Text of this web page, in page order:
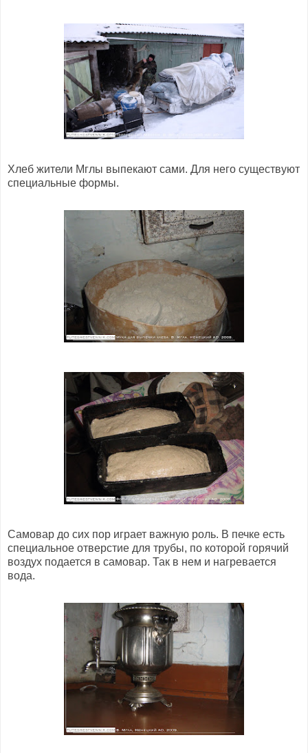
Хлеб жители Мглы выпекают сами. Для него существуют
специальные формы.
Самовар до сих пор играет важную роль. В печке есть
специальное отверстие для трубы, по которой горячий
воздух подается в самовар. Так в нем и нагревается
вода.